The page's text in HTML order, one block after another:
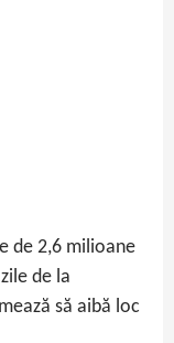
de 2,6 milioane
de la
să aibă loc